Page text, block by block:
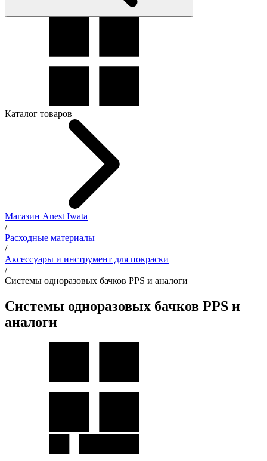
Каталог товаров
Магазин Anest Iwata
/
Расходные материалы
/
Аксессуары и инструмент для покраски
/
Системы одноразовых бачков PPS и аналоги
Системы одноразовых бачков PPS и
аналоги